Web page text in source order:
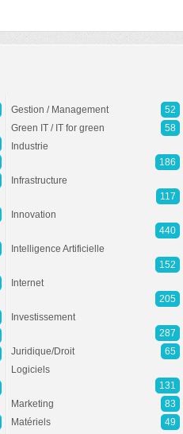
Gestion / Management
52
Green IT / IT for green
58
Industrie
186
Infrastructure
117
Innovation
440
Intelligence Artificielle
152
Internet
205
Investissement
287
Juridique/Droit
65
Logiciels
131
Marketing
83
Matériels
49